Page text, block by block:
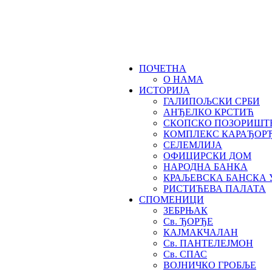
ПОЧЕТНА
О НАМА
ИСТОРИЈА
ГАЛИПОЉСКИ СРБИ
АНЂЕЛКО КРСТИЋ
СКОПСКО
КОМПЛЕКС
СЕЛЕМЛИЈА
ОФИЦИРСКИ ДОМ
НАРОДНА БАНКА
КРАЉЕВСКА БАНСКА
РИСТИЋЕВА ПАЛАТА
СПОМЕНИЦИ
ЗЕБРЊАК
Св. ЂОРЂЕ
КАЈМАКЧАЛАН
Св. ПАНТЕЛЕЈМОН
Св. СПАС
ВОЈНИЧКО ГРОБЉЕ